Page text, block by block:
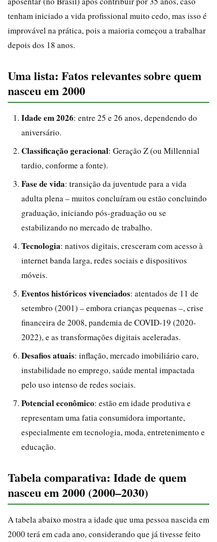
tenham iniciado a vida profissional muito cedo, mas isso é
improvável na prática, pois a maioria começou a trabalhar
depois dos 18 anos.
Uma lista: Fatos relevantes sobre quem
nasceu em 2000
Idade em 2026: entre 25 e 26 anos, dependendo do
aniversário.
Classificação geracional: Geração Z (ou Millennial
tardio, conforme a fonte).
Fase de vida: transição da juventude para a vida
adulta plena – muitos concluíram ou estão concluindo
graduação, iniciando pós-graduação ou se
estabilizando no mercado de trabalho.
Tecnologia: nativos digitais, cresceram com acesso à
internet banda larga, redes sociais e dispositivos
móveis.
Eventos históricos vivenciados: atentados de 11 de
setembro (2001) – embora crianças pequenas –, crise
financeira de 2008, pandemia de COVID-19 (2020-
2022), e as transformações digitais aceleradas.
Desafios atuais: inflação, mercado imobiliário caro,
instabilidade no emprego, saúde mental impactada
pelo uso intenso de redes sociais.
Potencial econômico: estão em idade produtiva e
representam uma fatia consumidora importante,
especialmente em tecnologia, moda, entretenimento e
educação.
Tabela comparativa: Idade de quem
nasceu em 2000 (2000–2030)
A tabela abaixo mostra a idade que uma pessoa nascida em
2000 terá em cada ano, considerando que já tivesse feito